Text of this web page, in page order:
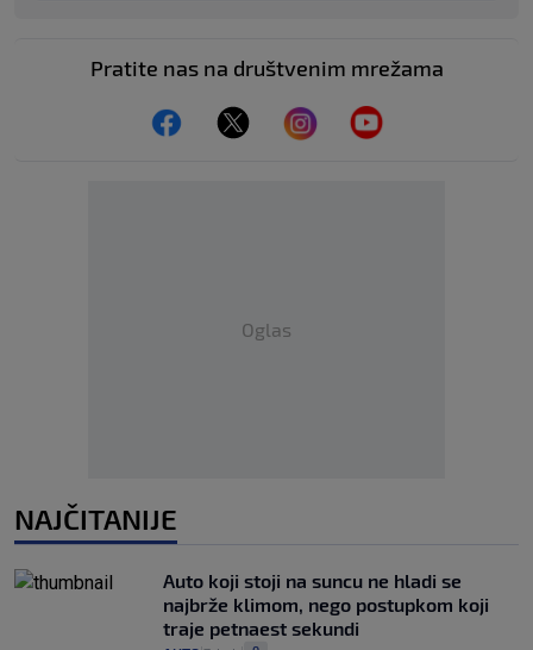
Pratite nas na društvenim mrežama
Oglas
NAJČITANIJE
Auto koji stoji na suncu ne hladi se
najbrže klimom, nego postupkom koji
traje petnaest sekundi